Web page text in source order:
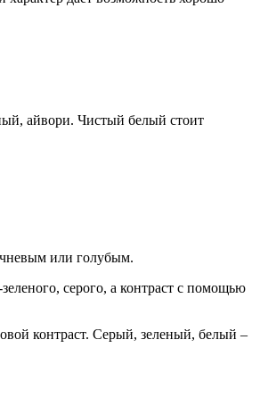
айвори. Чистый белый стоит
или голубым.
серого, а контраст с помощью
контраст. Серый, зеленый, белый –